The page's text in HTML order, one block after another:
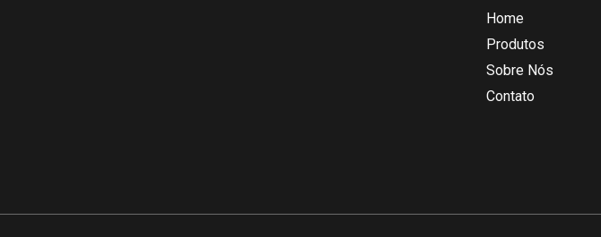
Home
Produtos
Sobre Nós
Contato